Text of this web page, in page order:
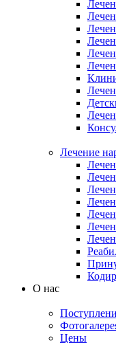
Лечение
О нас
Цены